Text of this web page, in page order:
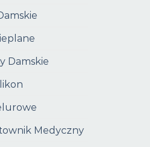
Damskie
Medyczny